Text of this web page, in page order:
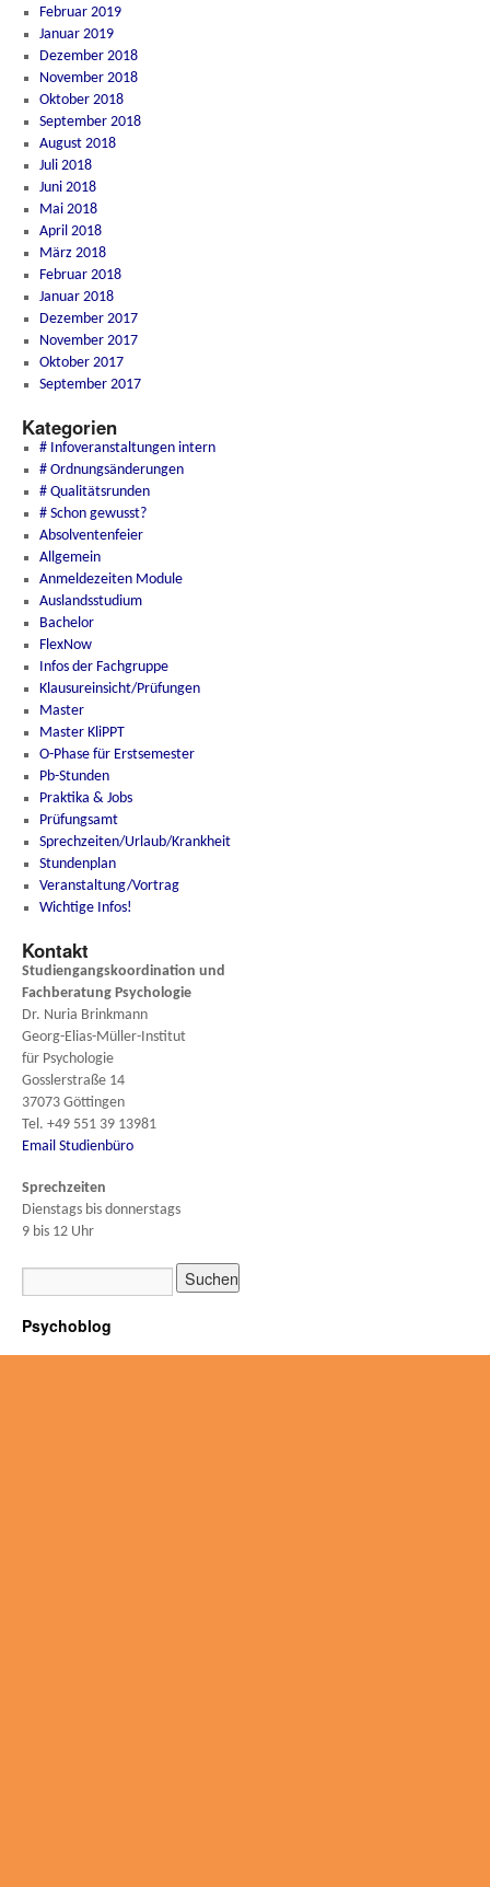
Februar 2019
Januar 2019
Dezember 2018
November 2018
Oktober 2018
September 2018
August 2018
Juli 2018
Juni 2018
Mai 2018
April 2018
März 2018
Februar 2018
Januar 2018
Dezember 2017
November 2017
Oktober 2017
September 2017
Kategorien
# Infoveranstaltungen intern
# Ordnungsänderungen
# Qualitätsrunden
# Schon gewusst?
Absolventenfeier
Allgemein
Anmeldezeiten Module
Auslandsstudium
Bachelor
FlexNow
Infos der Fachgruppe
Klausureinsicht/Prüfungen
Master
Master KliPPT
O-Phase für Erstsemester
Pb-Stunden
Praktika & Jobs
Prüfungsamt
Sprechzeiten/Urlaub/Krankheit
Stundenplan
Veranstaltung/Vortrag
Wichtige Infos!
Kontakt
Studiengangskoordination und
Fachberatung Psychologie
Dr. Nuria Brinkmann
Georg-Elias-Müller-Institut
für Psychologie
Gosslerstraße 14
37073 Göttingen
Tel. +49 551 39 13981
Email Studienbüro
Sprechzeiten
Dienstags bis donnerstags
9 bis 12 Uhr
Psychoblog